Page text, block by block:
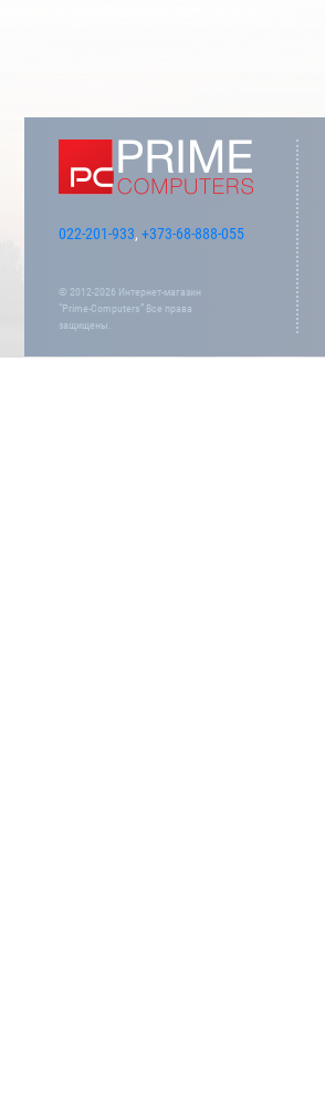
022-201-933, +373-68-888-055
© 2012-2026 Интернет-магазин
“Prime-Computers” Все права
защищены.